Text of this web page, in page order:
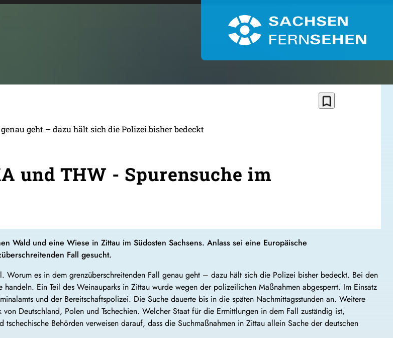
bookmark_border
geht – dazu hält sich die Polizei bisher bedeckt
und THW - Spurensuche im
Wald und eine Wiese in Zittau im Südosten Sachsens. Anlass sei eine Europäische
Fall gesucht.
Worum es in dem grenzüberschreitenden Fall genau geht – dazu hält sich die Polizei bisher bedeckt. Bei den
Ein Teil des Weinauparks in Zittau wurde wegen der polizeilichen Maßnahmen abgesperrt. Im Einsatz
und der Bereitschaftspolizei. Die Suche dauerte bis in die späten Nachmittagsstunden an. Weitere
Deutschland, Polen und Tschechien. Welcher Staat für die Ermittlungen in dem Fall zuständig ist,
Behörden verweisen darauf, dass die Suchmaßnahmen in Zittau allein Sache der deutschen